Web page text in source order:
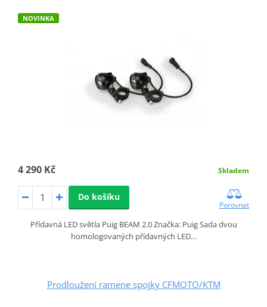
NOVINKA
4 290 Kč Skladem
Do košíku
Porovnat
Přídavná LED světla Puig BEAM 2.0 Značka: Puig Sada dvou
homologovaných přídavných LED…
Prodloužení ramene spojky CFMOTO/KTM